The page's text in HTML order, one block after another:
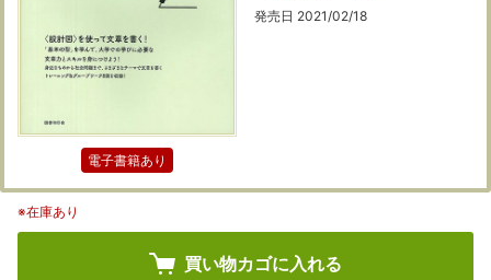
電子書籍あり
発売日 2021/02/18
※在庫あり
買い物カゴに入れる